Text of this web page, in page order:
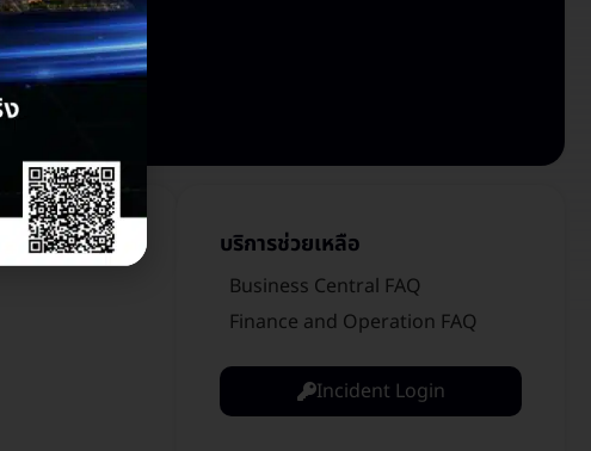
บริการช่วยเหลือ
Business Central FAQ
Finance and Operation FAQ
Incident Login